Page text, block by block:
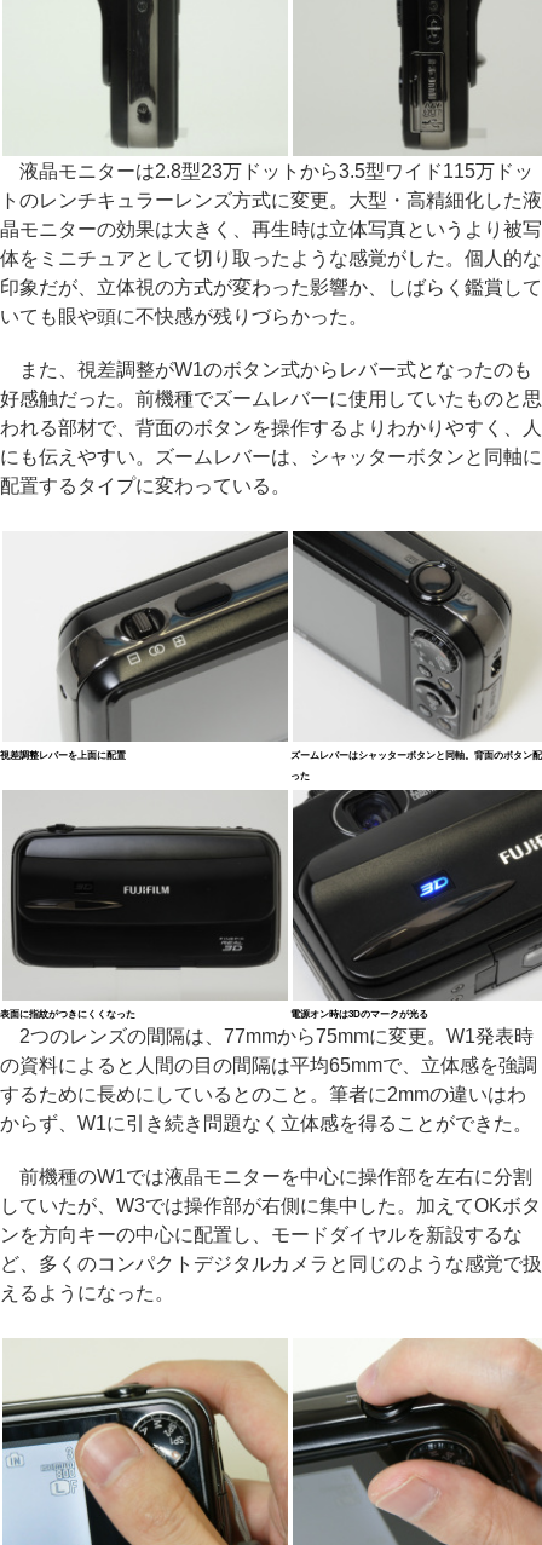
液晶モニターは2.8型23万ドットから3.5型ワイド115万ドッ
トのレンチキュラーレンズ方式に変更。大型・高精細化した液
晶モニターの効果は大きく、再生時は立体写真というより被写
体をミニチュアとして切り取ったような感覚がした。個人的な
印象だが、立体視の方式が変わった影響か、しばらく鑑賞して
いても眼や頭に不快感が残りづらかった。
また、視差調整がW1のボタン式からレバー式となったのも
好感触だった。前機種でズームレバーに使用していたものと思
われる部材で、背面のボタンを操作するよりわかりやすく、人
にも伝えやすい。ズームレバーは、シャッターボタンと同軸に
配置するタイプに変わっている。
視差調整レバーを上面に配置
ズームレバーはシャッターボタンと同軸。背面のボタン
った
表面に指紋がつきにくくなった 電源オン時は3Dのマークが光る
2つのレンズの間隔は、77mmから75mmに変更。W1発表時
の資料によると人間の目の間隔は平均65mmで、立体感を強調
するために長めにしているとのこと。筆者に2mmの違いはわ
からず、W1に引き続き問題なく立体感を得ることができた。
前機種のW1では液晶モニターを中心に操作部を左右に分割
していたが、W3では操作部が右側に集中した。加えてOKボタ
ンを方向キーの中心に配置し、モードダイヤルを新設するな
ど、多くのコンパクトデジタルカメラと同じのような感覚で扱
えるようになった。